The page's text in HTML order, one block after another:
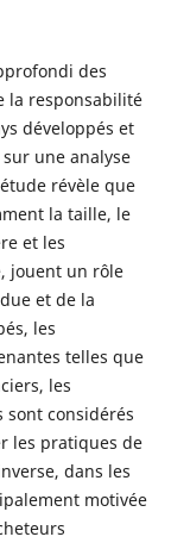
des
la responsabilité
développés et
une analyse
révèle que
la taille, le
et les
jouent un rôle
et de la
les
telles que
les
sont considérés
les pratiques de
dans les
motivée